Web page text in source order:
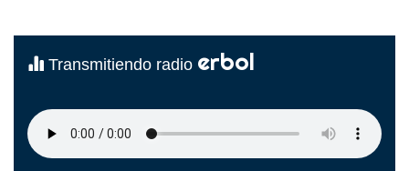
Transmitiendo radio erbol